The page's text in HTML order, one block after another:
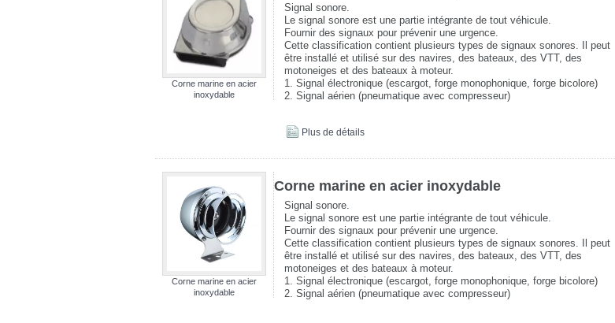
Corne marine en acier
inoxydable
Signal sonore.
Le signal sonore est une partie intégrante de tout véhicule.
Fournir des signaux pour prévenir une urgence.
Cette classification contient plusieurs types de signaux sonores. Il peut
être installé et utilisé sur des navires, des bateaux, des VTT, des
motoneiges et des bateaux à moteur.
1. Signal électronique (escargot, forge monophonique, forge bicolore)
2. Signal aérien (pneumatique avec compresseur)
Plus de détails
Corne marine en acier
inoxydable
Corne marine en acier inoxydable
Signal sonore.
Le signal sonore est une partie intégrante de tout véhicule.
Fournir des signaux pour prévenir une urgence.
Cette classification contient plusieurs types de signaux sonores. Il peut
être installé et utilisé sur des navires, des bateaux, des VTT, des
motoneiges et des bateaux à moteur.
1. Signal électronique (escargot, forge monophonique, forge bicolore)
2. Signal aérien (pneumatique avec compresseur)